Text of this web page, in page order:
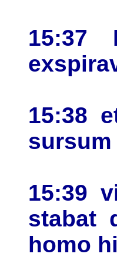
15:37
15:38
15:39
stabat
homo